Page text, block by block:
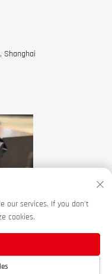
Shanghai
Tool Works Ltd. Alle rechten
our services. If you don't
cookies.